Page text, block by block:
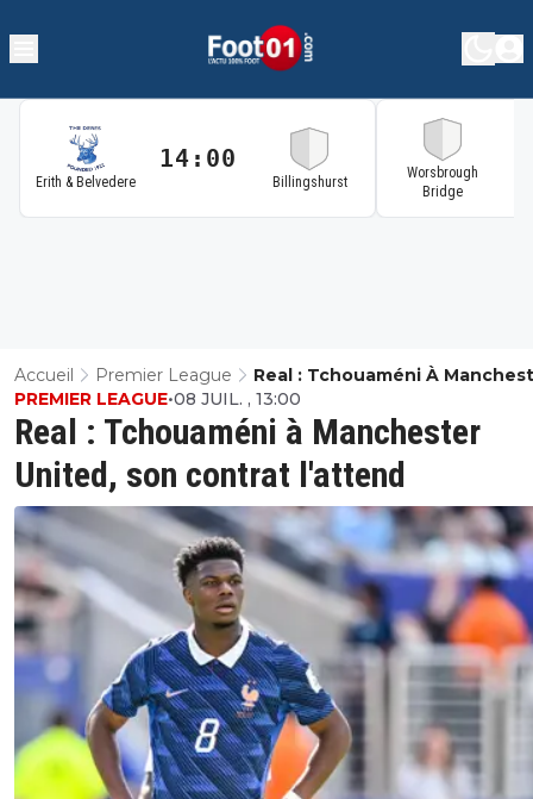
Erith & Belvedere
14:00
Billingshurst
Worsbrough
Bridge
Accueil Premier League
Real : Tchouaméni À
United, Son Contrat L'attend
Real : Tchouaméni à Manchester
United, son contrat l'attend
PREMIER LEAGUE•08 JUIL. , 13:00